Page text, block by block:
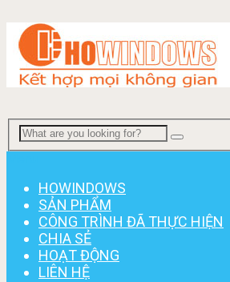
HOWINDOWS
SẢN PHẨM
CÔNG TRÌNH ĐÃ THỰC HIỆN
CHIA SẺ
HOẠT ĐỘNG
LIÊN HỆ